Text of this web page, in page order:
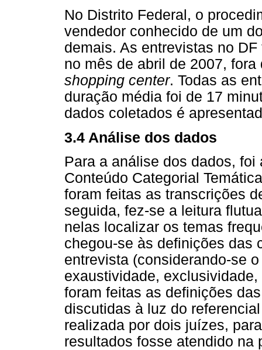
No Distrito Federal, o
vendedor conhecido de um
demais. As entrevistas no
no mês de abril de 2007,
shopping center. Todas as
duração média foi de 17
dados coletados é
3.4 Análise dos dados
Para a análise dos dados,
Conteúdo Categorial
foram feitas as transcrições
seguida, fez-se a leitura
nelas localizar os temas
chegou-se às definições das
entrevista (considerando-se
exaustividade,
foram feitas as definições
discutidas à luz do
realizada por dois juízes,
resultados fosse atendido na